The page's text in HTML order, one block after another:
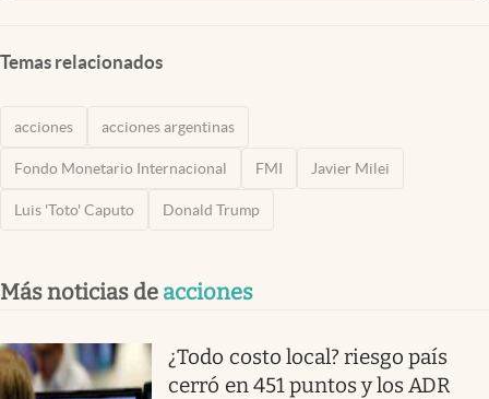
Temas relacionados
acciones acciones argentinas
Fondo Monetario Internacional FMI Javier Milei
Luis 'Toto' Caputo Donald Trump
Más noticias de acciones
¿Todo costo local? riesgo país
cerró en 451 puntos y los ADR